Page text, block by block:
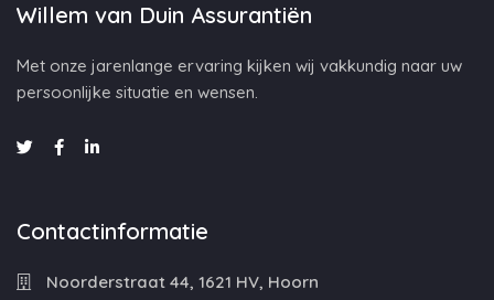
Willem van Duin Assurantiën
Met onze jarenlange ervaring kijken wij vakkundig naar uw
persoonlijke situatie en wensen.
Contactinformatie
Noorderstraat 44, 1621 HV, Hoorn